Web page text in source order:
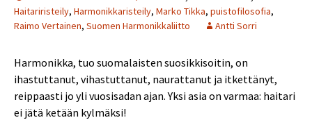
Haitariristeily, Harmonikkaristeily, Marko Tikka, puistofilosofia,
Raimo Vertainen, Suomen Harmonikkaliitto Antti Sorri
Harmonikka, tuo suomalaisten suosikkisoitin, on
ihastuttanut, vihastuttanut, naurattanut ja itkettänyt,
reippaasti jo yli vuosisadan ajan. Yksi asia on varmaa: haitari
ei jätä ketään kylmäksi!